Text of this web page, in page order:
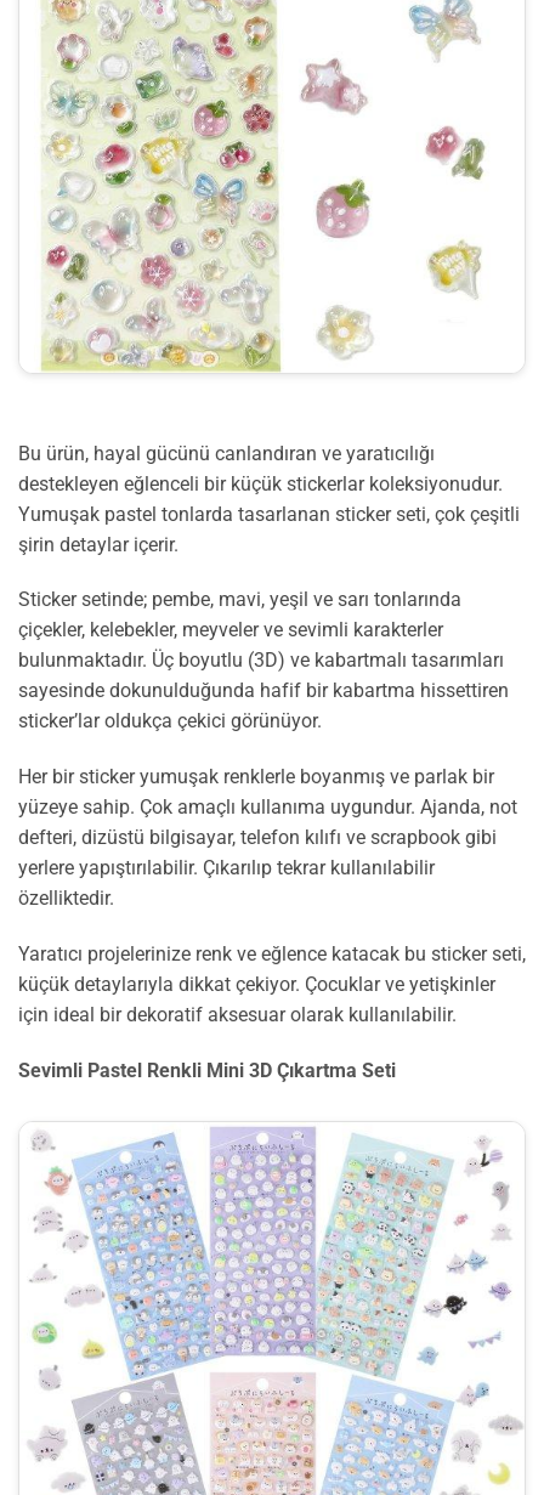
Bu ürün, hayal gücünü canlandıran ve yaratıcılığı
destekleyen eğlenceli bir küçük stickerlar koleksiyonudur.
Yumuşak pastel tonlarda tasarlanan sticker seti, çok çeşitli
şirin detaylar içerir.
Sticker setinde; pembe, mavi, yeşil ve sarı tonlarında
çiçekler, kelebekler, meyveler ve sevimli karakterler
bulunmaktadır. Üç boyutlu (3D) ve kabartmalı tasarımları
sayesinde dokunulduğunda hafif bir kabartma hissettiren
sticker’lar oldukça çekici görünüyor.
Her bir sticker yumuşak renklerle boyanmış ve parlak bir
yüzeye sahip. Çok amaçlı kullanıma uygundur. Ajanda, not
defteri, dizüstü bilgisayar, telefon kılıfı ve scrapbook gibi
yerlere yapıştırılabilir. Çıkarılıp tekrar kullanılabilir
özelliktedir.
Yaratıcı projelerinize renk ve eğlence katacak bu sticker seti,
küçük detaylarıyla dikkat çekiyor. Çocuklar ve yetişkinler
için ideal bir dekoratif aksesuar olarak kullanılabilir.
Sevimli Pastel Renkli Mini 3D Çıkartma Seti